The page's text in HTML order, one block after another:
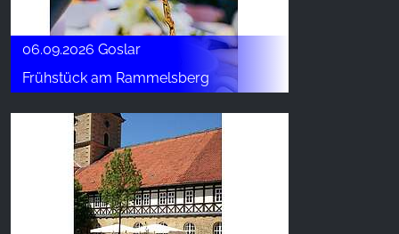
06.09.2026 Goslar
Frühstück am Rammelsberg